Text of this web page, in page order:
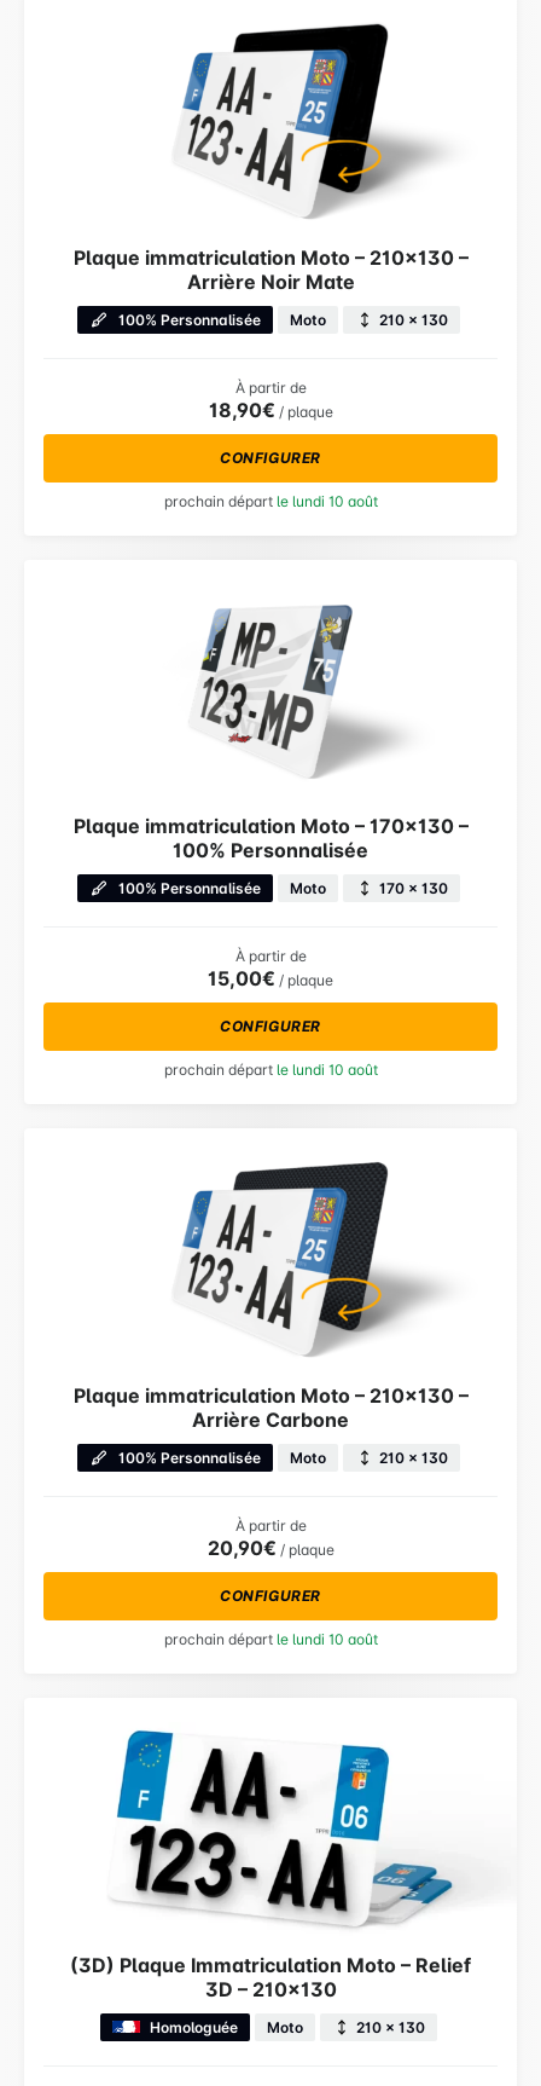
Plaque immatriculation Moto – 210×130 –
Arrière Noir Mate
100% Personnalisée Moto 210 × 130
À partir de
18,90€ / plaque
CONFIGURER
prochain départ le lundi 10 août
Plaque immatriculation Moto – 170×130 –
100% Personnalisée
100% Personnalisée Moto 170 × 130
À partir de
15,00€ / plaque
CONFIGURER
prochain départ le lundi 10 août
Plaque immatriculation Moto – 210×130 –
Arrière Carbone
100% Personnalisée Moto 210 × 130
À partir de
20,90€ / plaque
CONFIGURER
prochain départ le lundi 10 août
(3D) Plaque Immatriculation Moto – Relief
3D – 210×130
Homologuée Moto 210 × 130